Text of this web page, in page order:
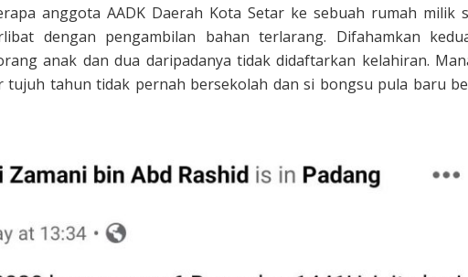
anggota AADK Daerah Kota Setar ke sebuah rumah milik
dengan pengambilan bahan terlarang. Difahamkan
anak dan dua daripadanya tidak didaftarkan kelahiran.
tujuh tahun tidak pernah bersekolah dan si bongsu pula baru